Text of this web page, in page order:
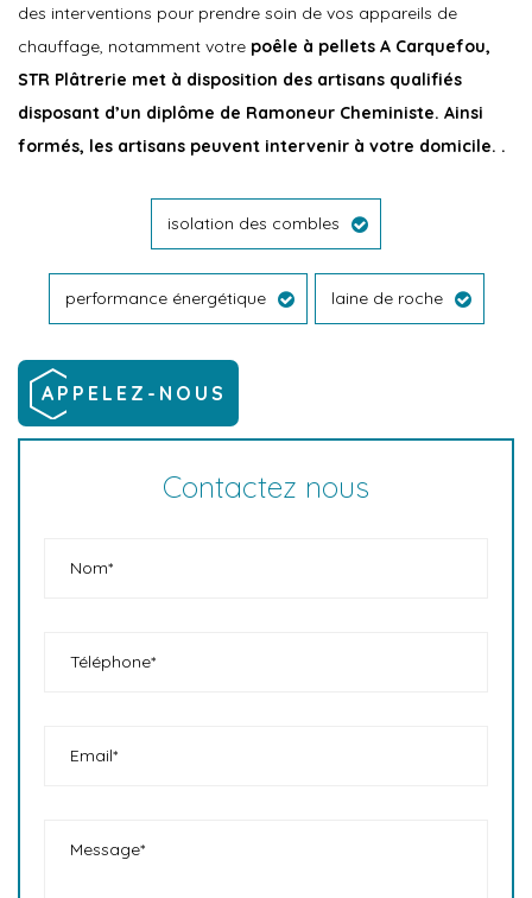
des interventions pour prendre soin de vos appareils de
chauffage, notamment votre poêle à pellets A Carquefou,
STR Plâtrerie met à disposition des artisans qualifiés
disposant d’un diplôme de Ramoneur Cheministe. Ainsi
formés, les artisans peuvent intervenir à votre domicile. .
isolation des combles
performance énergétique laine de roche
APPELEZ-NOUS
Contactez nous